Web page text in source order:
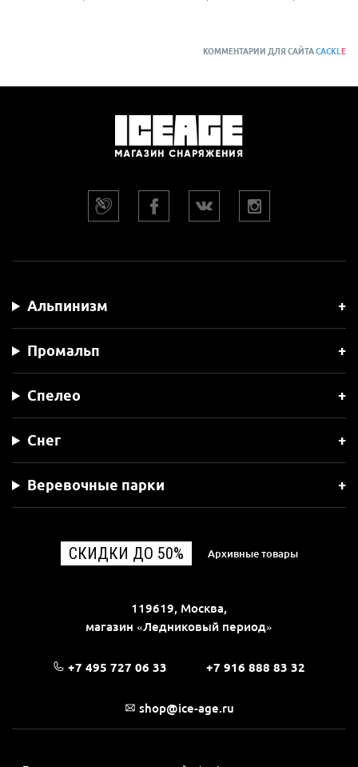
КОММЕНТАРИИ ДЛЯ САЙТАCACKLE
Альпинизм
Промальп
Спелео
Снег
Веревочные парки
СКИДКИ ДО 50% Архивные товары
119619, Москва,
магазин «Ледниковый период»
+7 495 727 06 33 +7 916 888 83 32
shop@ice-age.ru